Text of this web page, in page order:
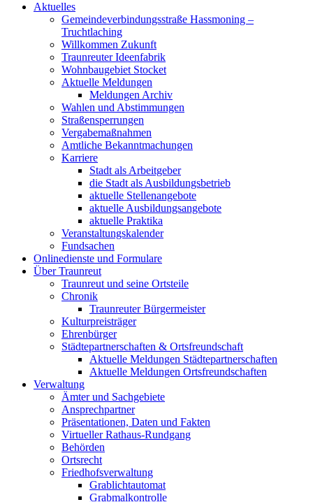
Aktuelles
Gemeindeverbindungsstraße Hassmoning –
Truchtlaching
Willkommen Zukunft
Traunreuter Ideenfabrik
Wohnbaugebiet Stocket
Aktuelle Meldungen
Meldungen Archiv
Wahlen und Abstimmungen
Straßensperrungen
Vergabemaßnahmen
Amtliche Bekanntmachungen
Karriere
Stadt als Arbeitgeber
die Stadt als Ausbildungsbetrieb
aktuelle Stellenangebote
aktuelle Ausbildungsangebote
aktuelle Praktika
Veranstaltungskalender
Fundsachen
Onlinedienste und Formulare
Über Traunreut
Traunreut und seine Ortsteile
Chronik
Traunreuter Bürgermeister
Kulturpreisträger
Ehrenbürger
Städtepartnerschaften & Ortsfreundschaft
Aktuelle Meldungen Städtepartnerschaften
Aktuelle Meldungen Ortsfreundschaften
Verwaltung
Ämter und Sachgebiete
Ansprechpartner
Präsentationen, Daten und Fakten
Virtueller Rathaus-Rundgang
Behörden
Ortsrecht
Friedhofsverwaltung
Grablichtautomat
Grabmalkontrolle